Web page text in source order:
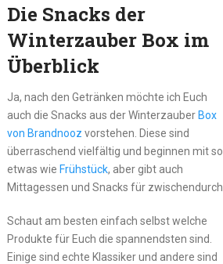
Die Snacks der
Winterzauber Box im
Überblick
Ja, nach den Getränken möchte ich Euch
auch die Snacks aus der WinterzauberBox
von Brandnooz vorstehen. Diese sind
überraschend vielfältig und beginnen mit so
etwas wie Frühstück, aber gibt auch
Mittagessen und Snacks für zwischendurch.
Schaut am besten einfach selbst welche
Produkte für Euch die spannendsten sind.
Einige sind echte Klassiker und andere sind